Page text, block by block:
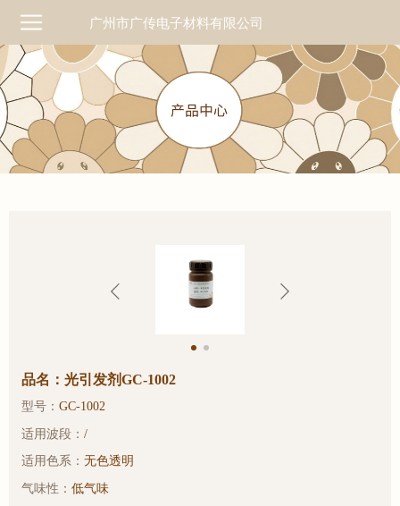
广州市广传电子材料有限公司
品名：光引发剂GC-1002
型号：GC-1002
适用波段：/
适用色系：无色透明
气味性：低气味